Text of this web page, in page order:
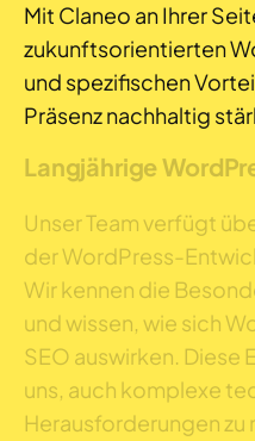
Mit Claneo an Ihrer
zukunftsorientierten
und spezifischen
Präsenz nachhaltig
Langjährige
Unser Team verfügt
der WordPress-
Wir kennen die
und wissen, wie sich
SEO auswirken.
uns, auch komplexe
Herausforderungen zu